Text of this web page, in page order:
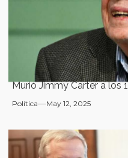
Murió Jimmy Carter a los
Política May 12, 2025